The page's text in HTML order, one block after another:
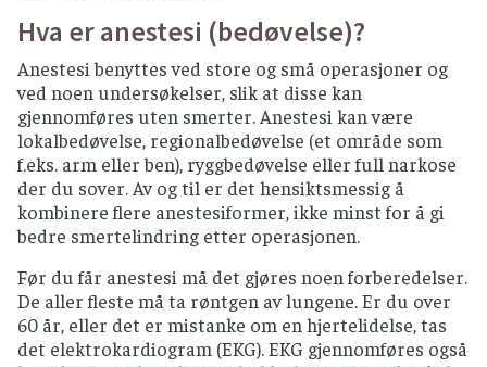
Hva er anestesi (bedøvelse)?
Anestesi benyttes ved store og små operasjoner og
ved noen undersøkelser, slik at disse kan
gjennomføres uten smerter. Anestesi kan være
lokalbedøvelse, regionalbedøvelse (et område som
f.eks. arm eller ben), ryggbedøvelse eller full narkose
der du sover. Av og til er det hensiktsmessig å
kombinere flere anestesiformer, ikke minst for å gi
bedre smertelindring etter operasjonen.
Før du får anestesi må det gjøres noen forberedelser.
De aller fleste må ta røntgen av lungene. Er du over
60 år, eller det er mistanke om en hjertelidelse, tas
det elektrokardiogram (EKG). EKG gjennomføres også